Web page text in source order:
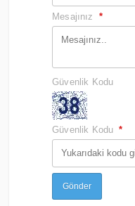
Mesajınız *
Güvenlik Kodu
Güvenlik Kodu *